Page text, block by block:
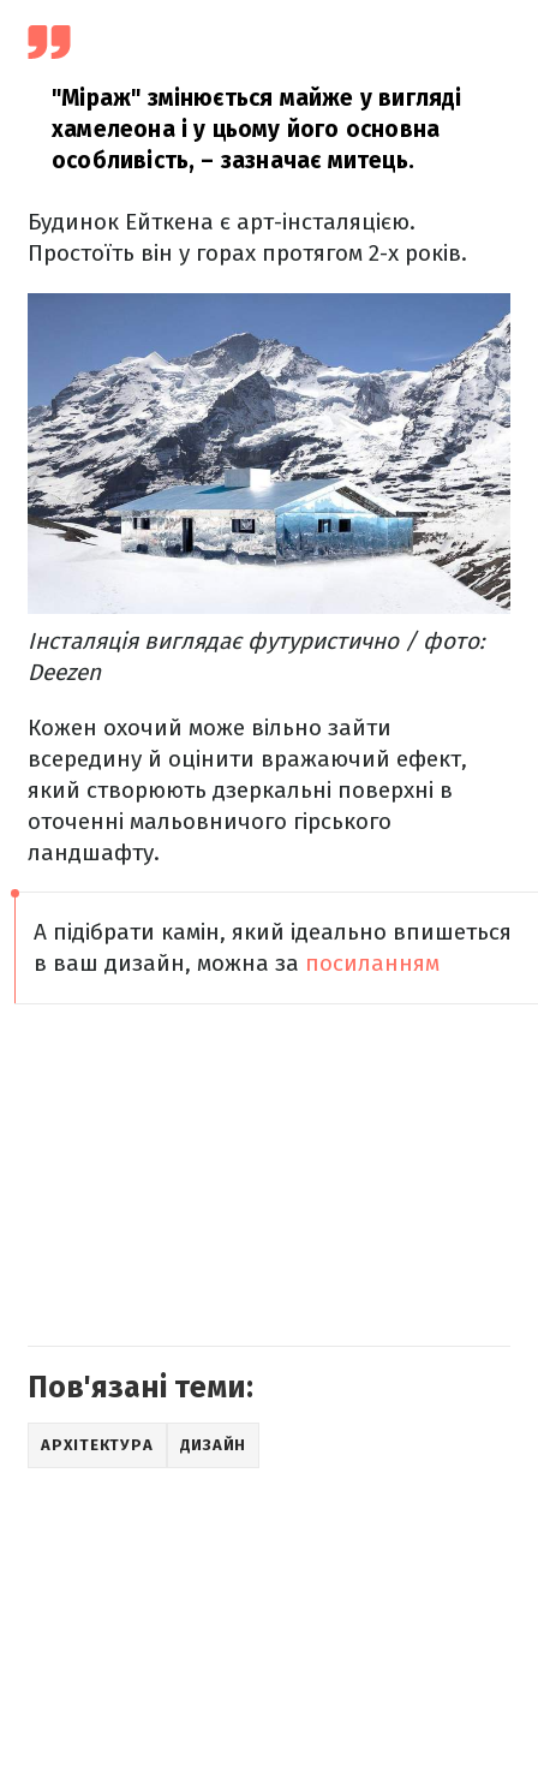
"Міраж" змінюється майже у вигляді
хамелеона і у цьому його основна
особливість, – зазначає митець.
Будинок Ейткена є арт-інсталяцією.
Простоїть він у горах протягом 2-х років.
Інсталяція виглядає футуристично / фото:
Deezen
Кожен охочий може вільно зайти
всередину й оцінити вражаючий ефект,
який створюють дзеркальні поверхні в
оточенні мальовничого гірського
ландшафту.
А підібрати камін, який ідеально впишеться
в ваш дизайн, можна за посиланням
Пов'язані теми:
АРХІТЕКТУРА ДИЗАЙН